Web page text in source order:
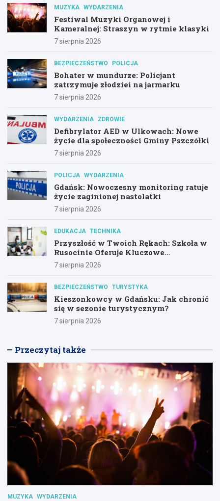
MUZYKA WYDARZENIA
Festiwal Muzyki Organowej i
Kameralnej: Straszyn w rytmie klasyki
7 sierpnia 2026
BEZPIECZEŃSTWO POLICJA
Bohater w mundurze: Policjant
zatrzymuje złodziei na jarmarku
7 sierpnia 2026
WYDARZENIA ZDROWIE
Defibrylator AED w Ulkowach: Nowe
życie dla społeczności Gminy Pszczółki
7 sierpnia 2026
POLICJA WYDARZENIA
Gdańsk: Nowoczesny monitoring ratuje
życie zaginionej nastolatki
7 sierpnia 2026
EDUKACJA TECHNIKA
Przyszłość w Twoich Rękach: Szkoła w
Rusocinie Oferuje Kluczowe
Umiejętności
7 sierpnia 2026
BEZPIECZEŃSTWO TURYSTYKA
Kieszonkowcy w Gdańsku: Jak chronić
się w sezonie turystycznym?
7 sierpnia 2026
Przeczytaj także
MUZYKA WYDARZENIA